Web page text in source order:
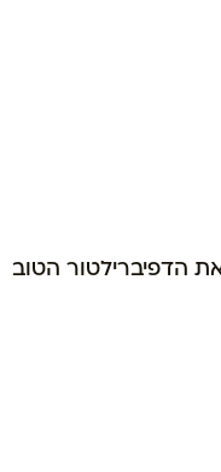
הדפיברילטור הטוב